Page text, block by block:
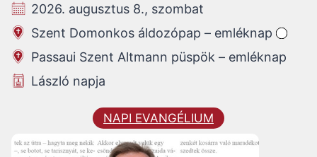
2026. augusztus 8., szombat
Szent Domonkos áldozópap – emléknap
Passaui Szent Altmann püspök – emléknap
László napja
NAPI EVANGÉLIUM